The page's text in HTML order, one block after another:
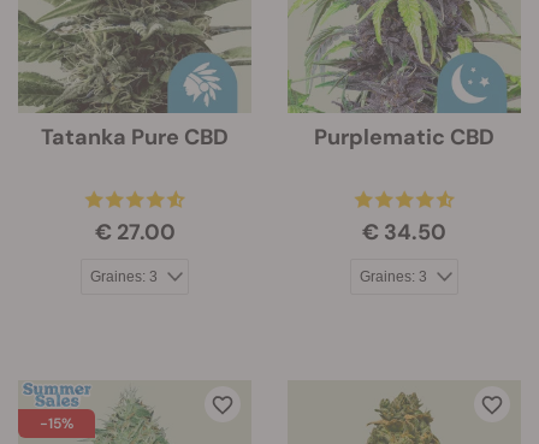
Tatanka Pure CBD
€ 27.00
Purplematic CBD
€ 34.50
-15%